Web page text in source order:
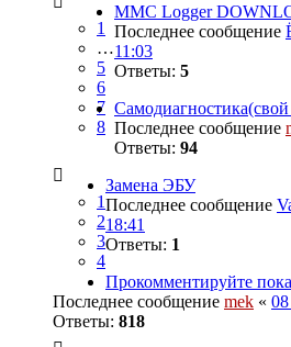
1
…
5
6
7
8
MMC Logger
Последнее сообщение
11:03
Ответы: 5
Последнее сообщение
Ответы: 94
1
2
3
4
Замена ЭБУ
Последнее сообщение
18:41
Ответы: 1
Прокомментируйте
Последнее сообщение mek «
Ответы: 818